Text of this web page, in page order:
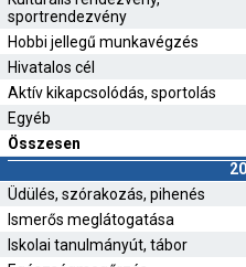
sportrendezvény
Hobbi jellegű munkavégzés
Hivatalos cél
Aktív kikapcsolódás, sportolás
Egyéb
Összesen
Üdülés, szórakozás, pihenés
Ismerős meglátogatása
Iskolai tanulmányút, tábor